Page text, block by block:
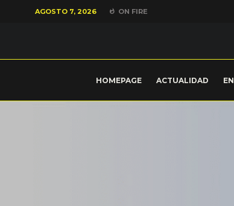
AGOSTO 7, 2026 ON FIRE
HOMEPAGE ACTUALIDAD